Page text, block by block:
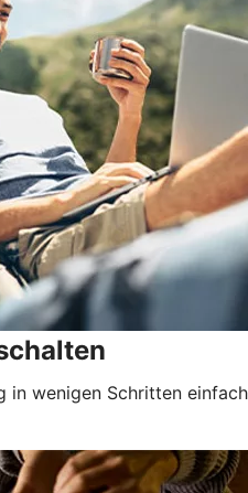
in wenigen Schritten einfach